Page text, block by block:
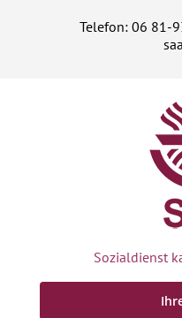
Telefon: 06 81-
Sozialdienst